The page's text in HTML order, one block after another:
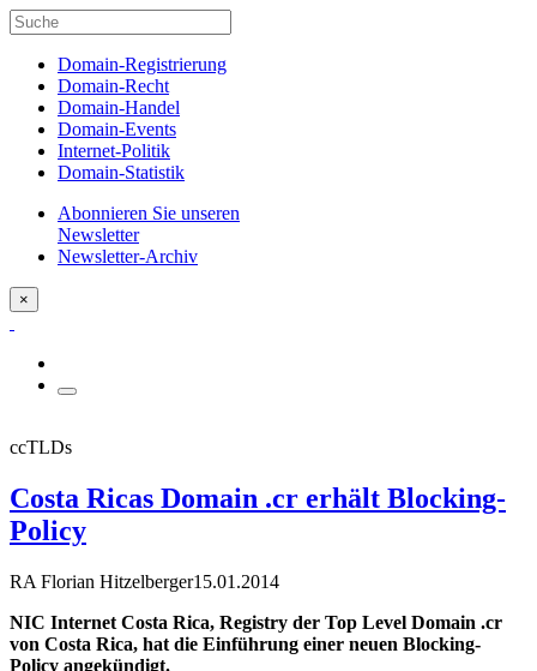
Domain-Registrierung
Domain-Recht
Domain-Handel
Domain-Events
Internet-Politik
Domain-Statistik
Abonnieren Sie unseren
Newsletter
Newsletter-Archiv
×
ccTLDs
Costa Ricas Domain .cr erhält Blocking-
Policy
RA Florian Hitzelberger15.01.2014
NIC Internet Costa Rica, Registry der Top Level Domain .cr
von Costa Rica, hat die Einführung einer neuen Blocking-
Policy angekündigt.